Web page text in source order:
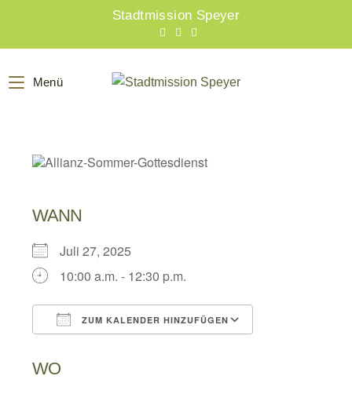
Stadtmission Speyer
Menü
WANN
Juli 27, 2025
10:00 a.m. - 12:30 p.m.
ZUM KALENDER HINZUFÜGEN
WO